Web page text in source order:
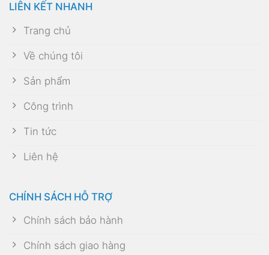
LIÊN KẾT NHANH
Trang chủ
Về chúng tôi
Sản phẩm
Công trình
Tin tức
Liên hệ
CHÍNH SÁCH HỖ TRỢ
Chính sách bảo hành
Chính sách giao hàng